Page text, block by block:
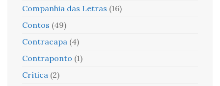
Companhia das Letras (16)
Contos (49)
Contracapa (4)
Contraponto (1)
Crítica (2)